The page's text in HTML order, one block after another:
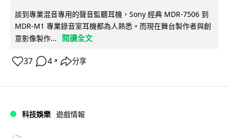
談到專業混音專用的聲音監聽耳機，Sony 經典 MDR-7506 到
MDR-M1 專業錄音室耳機都為人熟悉。而現在舞台製作者與創
意影像製作...
閱讀全文
37 4 ↗ 分享
科技娛樂 遊戲情報